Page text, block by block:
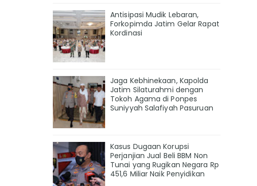
Antisipasi Mudik Lebaran,
Forkopimda Jatim Gelar Rapat
Kordinasi
Jaga Kebhinekaan, Kapolda
Jatim Silaturahmi dengan
Tokoh Agama di Ponpes
Suniyyah Salafiyah Pasuruan
Kasus Dugaan Korupsi
Perjanjian Jual Beli BBM Non
Tunai yang Rugikan Negara Rp
451,6 Miliar Naik Penyidikan